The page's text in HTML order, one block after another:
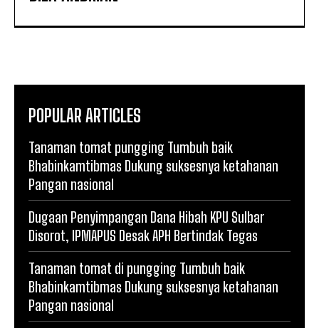
POPULAR ARTICLES
Tanaman tomat pungging Tumbuh baik
Bhabinkamtibmas Dukung suksesnya ketahanan
Pangan nasional
Dugaan Penyimpangan Dana Hibah KPU Sulbar
Disorot, IPMAPUS Desak APH Bertindak Tegas
Tanaman tomat di pungging Tumbuh baik
Bhabinkamtibmas Dukung suksesnya ketahanan
Pangan nasional